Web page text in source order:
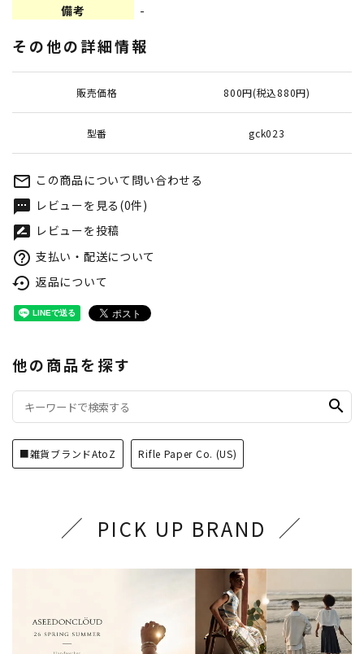
備考
-
その他の詳細情報
販売価格 800円(税込880円)
型番 gck023
mail_outline この商品について問い合わせる
textsms レビューを見る(0件)
rate_review レビューを投稿
help_outline 支払い・配送について
settings_backup_restore 返品について
他の商品を探す
search
■雑貨ブランドAtoZ Rifle Paper Co. (US)
PICK UP BRAND